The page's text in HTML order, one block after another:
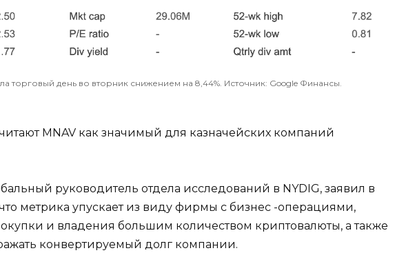
торговый день во вторник снижением на 8,44%. Источник: Google Финансы.
MNAV как значимый для казначейских компаний
руководитель отдела исследований в NYDIG, заявил в
метрика упускает из виду фирмы с бизнес -операциями,
и владения большим количеством криптовалюты, а также
конвертируемый долг компании.